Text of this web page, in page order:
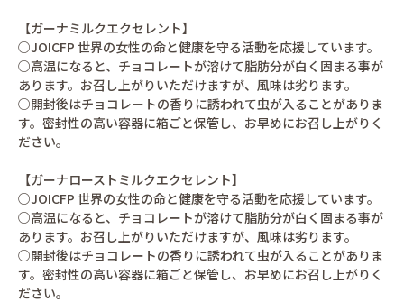
【ガーナミルクエクセレント】
○JOICFP 世界の女性の命と健康を守る活動を応援しています。
○高温になると、チョコレートが溶けて脂肪分が白く固まる事が
あります。お召し上がりいただけますが、風味は劣ります。
○開封後はチョコレートの香りに誘われて虫が入ることがありま
す。密封性の高い容器に箱ごと保管し、お早めにお召し上がりく
ださい。
【ガーナローストミルクエクセレント】
○JOICFP 世界の女性の命と健康を守る活動を応援しています。
○高温になると、チョコレートが溶けて脂肪分が白く固まる事が
あります。お召し上がりいただけますが、風味は劣ります。
○開封後はチョコレートの香りに誘われて虫が入ることがありま
す。密封性の高い容器に箱ごと保管し、お早めにお召し上がりく
ださい。